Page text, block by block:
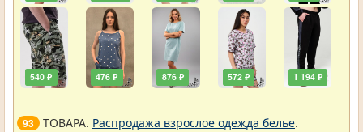
540 ₽ 476 ₽ 876 ₽ 572 ₽ 1 194 ₽
93 ТОВАРА. Распродажа взрослое одежда белье.